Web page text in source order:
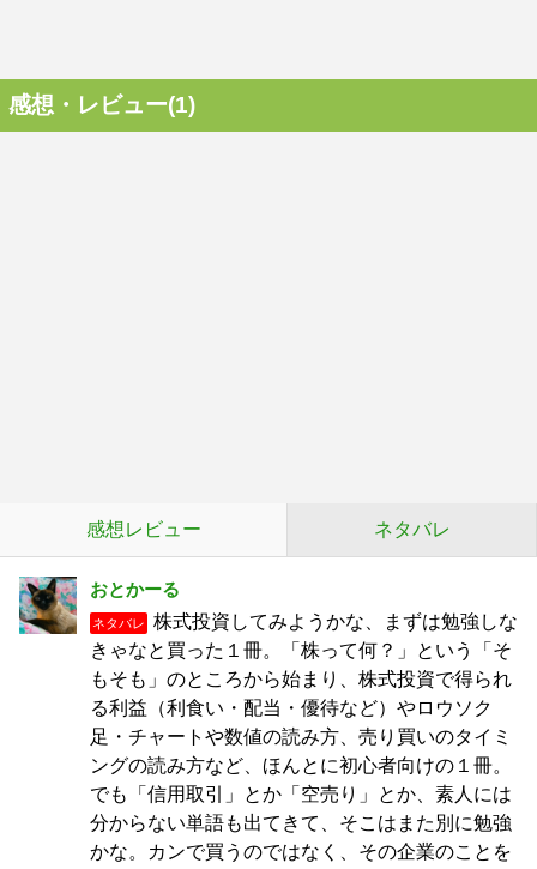
感想・レビュー(1)
感想レビュー ネタバレ
おとかーる
ネタバレ
株式投資してみようかな、まずは勉強しな
きゃなと買った１冊。「株って何？」という「そ
もそも」のところから始まり、株式投資で得られ
る利益（利食い・配当・優待など）やロウソク
足・チャートや数値の読み方、売り買いのタイミ
ングの読み方など、ほんとに初心者向けの１冊。
でも「信用取引」とか「空売り」とか、素人には
分からない単語も出てきて、そこはまた別に勉強
かな。カンで買うのではなく、その企業のことを